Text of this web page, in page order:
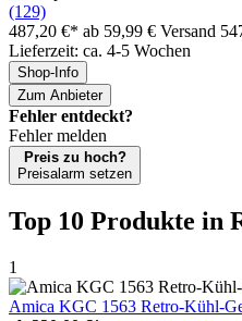
(129)
487,20 €* ab 59,99 € Versand
Lieferzeit: ca. 4-5 Wochen
Shop-Info
Zum Anbieter
Fehler entdeckt?
Fehler melden
Preis zu hoch?
Preisalarm setzen
Top 10 Produkte in
1
Amica KGC 1563 Retro-Kühl-